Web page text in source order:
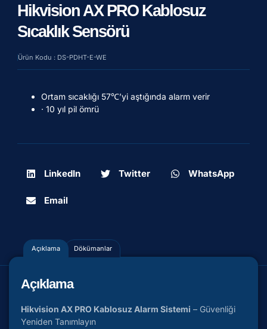
Hikvision AX PRO Kablosuz
Sıcaklık Sensörü
Ürün Kodu : DS-PDHT-E-WE
Ortam sıcaklığı 57℃’yi aştığında alarm verir
· 10 yıl pil ömrü
LinkedIn Twitter WhatsApp
Email
Açıklama Dökümanlar
Açıklama
Hikvision AX PRO Kablosuz Alarm Sistemi – Güvenliği
Yeniden Tanımlayın